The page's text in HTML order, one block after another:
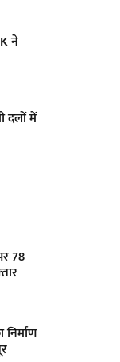
ने
दलों में
78